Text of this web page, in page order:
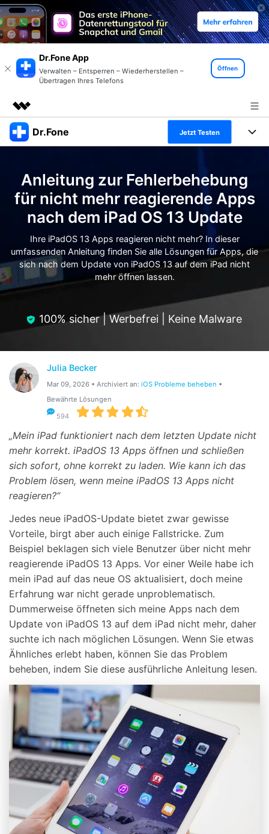
Dr.Fone App
Verwalten – Entsperren – Wiederherstellen –
Übertragen Ihres Telefons
Öffnen
Top-Produkte
Dienstprogramme
Überblick
Lösungen
Über uns
Presseraum
Shop
Support
Dr.Fone Jetzt Testen
Alles-in-einem-Toolkit
Weitere Tools und Apps
Lösungen
Entdecken Sie weitere Dr.Fone-Lösungen
Lernen und Unterstützung
Ressourcen & Lernen
Hilfe und Unterstützung erhalten
Android 16 FRP-Umgehung
Anmelden
Anleitung zur Fehlerbehebung
für nicht mehr reagierende Apps
nach dem iPad OS 13 Update
Ihre iPadOS 13 Apps reagieren nicht mehr? In dieser
umfassenden Anleitung finden Sie alle Lösungen für Apps, die
sich nach dem Update von iPadOS 13 auf dem iPad nicht
mehr öffnen lassen.
100% sicher | Werbefrei | Keine Malware
Julia Becker
Mar 09, 2026 • Archiviert an: iOS Probleme beheben •
Bewährte Lösungen
594
„Mein iPad funktioniert nach dem letzten Update nicht
mehr korrekt. iPadOS 13 Apps öffnen und schließen
sich sofort, ohne korrekt zu laden. Wie kann ich das
Problem lösen, wenn meine iPadOS 13 Apps nicht
reagieren?“
Jedes neue iPadOS-Update bietet zwar gewisse
Vorteile, birgt aber auch einige Fallstricke. Zum
Beispiel beklagen sich viele Benutzer über nicht mehr
reagierende iPadOS 13 Apps. Vor einer Weile habe ich
mein iPad auf das neue OS aktualisiert, doch meine
Erfahrung war nicht gerade unproblematisch.
Dummerweise öffneten sich meine Apps nach dem
Update von iPadOS 13 auf dem iPad nicht mehr, daher
suchte ich nach möglichen Lösungen. Wenn Sie etwas
Ähnliches erlebt haben, können Sie das Problem
beheben, indem Sie diese ausführliche Anleitung lesen.